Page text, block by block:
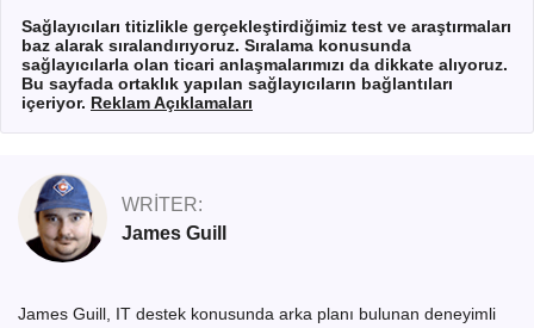
Sağlayıcıları titizlikle gerçekleştirdiğimiz test ve araştırmaları
baz alarak sıralandırıyoruz. Sıralama konusunda
sağlayıcılarla olan ticari anlaşmalarımızı da dikkate alıyoruz.
Bu sayfada ortaklık yapılan sağlayıcıların bağlantıları
içeriyor. Reklam Açıklamaları
WRITER:
James Guill
James Guill, IT destek konusunda arka planı bulunan deneyimli